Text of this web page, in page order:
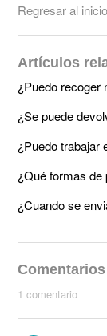
Regresar al inicio
Artículos
¿Puedo recoger
¿Se puede
¿Puedo trabajar
¿Qué formas de
¿Cuando se
Comentarios
1 comentario